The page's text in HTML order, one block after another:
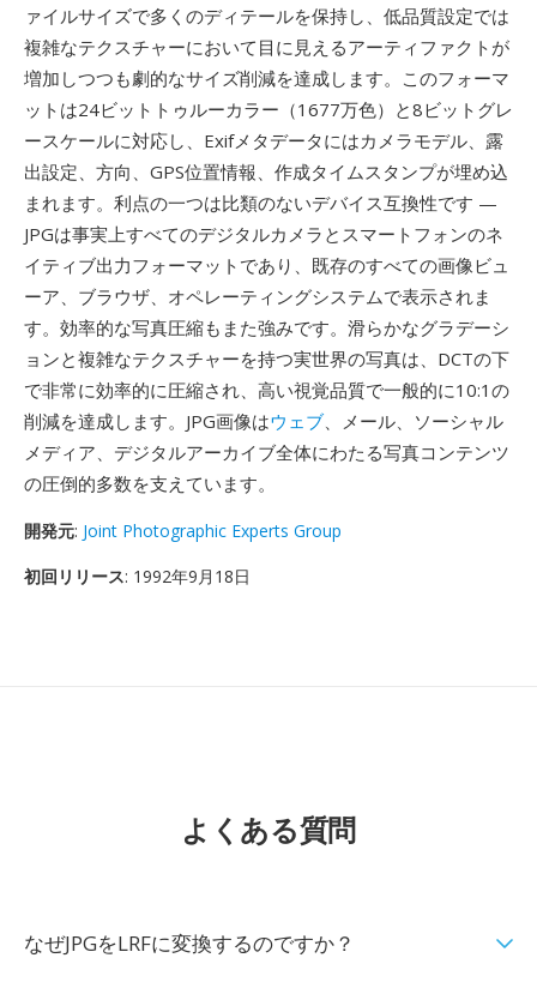
ァイルサイズで多くのディテールを保持し、低品質設定では
複雑なテクスチャーにおいて目に見えるアーティファクトが
増加しつつも劇的なサイズ削減を達成します。このフォーマ
ットは24ビットトゥルーカラー（1677万色）と8ビットグレ
ースケールに対応し、Exifメタデータにはカメラモデル、露
出設定、方向、GPS位置情報、作成タイムスタンプが埋め込
まれます。利点の一つは比類のないデバイス互換性です —
JPGは事実上すべてのデジタルカメラとスマートフォンのネ
イティブ出力フォーマットであり、既存のすべての画像ビュ
ーア、ブラウザ、オペレーティングシステムで表示されま
す。効率的な写真圧縮もまた強みです。滑らかなグラデーシ
ョンと複雑なテクスチャーを持つ実世界の写真は、DCTの下
で非常に効率的に圧縮され、高い視覚品質で一般的に10:1の
削減を達成します。JPG画像はウェブ、メール、ソーシャル
メディア、デジタルアーカイブ全体にわたる写真コンテンツ
の圧倒的多数を支えています。
開発元: Joint Photographic Experts Group
初回リリース: 1992年9月18日
よくある質問
なぜJPGをLRFに変換するのですか？